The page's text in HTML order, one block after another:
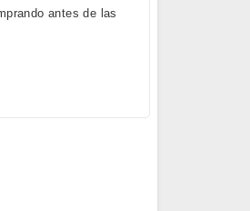
antes de las